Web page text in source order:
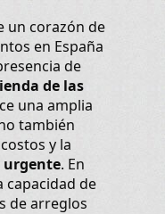
un corazón de
en España
de
de las
una amplia
también
y la
urgente. En
capacidad de
de arreglos